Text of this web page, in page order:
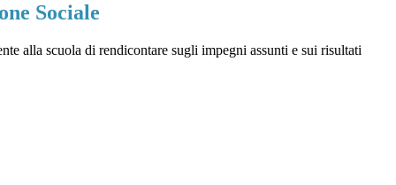
Sociale
alla scuola di rendicontare sugli impegni assunti e sui risultati